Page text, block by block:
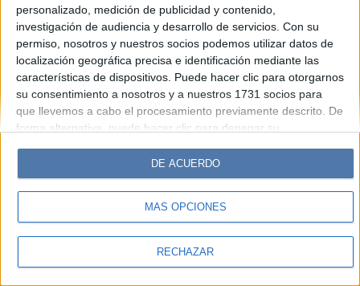
personalizado, medición de publicidad y contenido,
investigación de audiencia y desarrollo de servicios. Con su
permiso, nosotros y nuestros socios podemos utilizar datos de
localización geográfica precisa e identificación mediante las
características de dispositivos. Puede hacer clic para otorgarnos
su consentimiento a nosotros y a nuestros 1731 socios para
que llevemos a cabo el procesamiento previamente descrito. De
forma alternativa, puede hacer clic para denegar su
cambiar sus preferencias antes de otorgar su consentimiento.
Tenga en cuenta que algún procesamiento de sus datos
personales puede no requerir de su consentimiento, pero usted
tiene el derecho de rechazar tal procesamiento. Sus
sus preferencias o retirar su consentimiento en cualquier
MÁS OPCIONES
RECHAZAR
DE ACUERDO